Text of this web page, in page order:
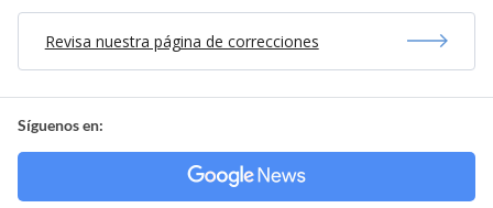
Revisa nuestra página de correcciones
Síguenos en: